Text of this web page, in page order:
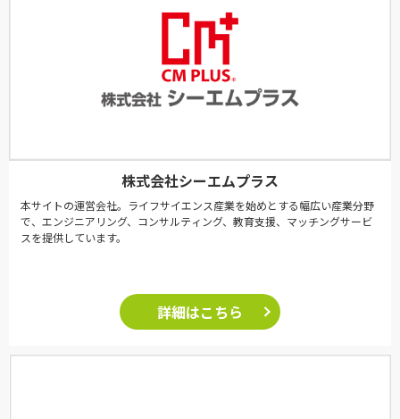
株式会社シーエムプラス
本サイトの運営会社。ライフサイエンス産業を始めとする幅広い産業分野
で、エンジニアリング、コンサルティング、教育支援、マッチングサービ
スを提供しています。
詳細はこちら